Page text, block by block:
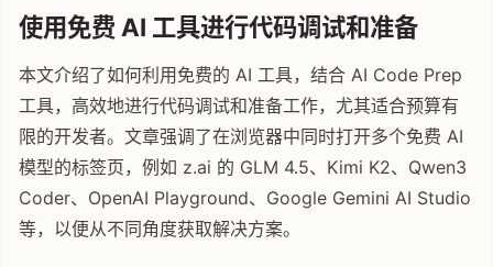
使用免费 AI 工具进行代码调试和准备
本文介绍了如何利用免费的 AI 工具，结合 AI Code Prep
工具，高效地进行代码调试和准备工作，尤其适合预算有
限的开发者。文章强调了在浏览器中同时打开多个免费 AI
模型的标签页，例如 z.ai 的 GLM 4.5、Kimi K2、Qwen3
Coder、OpenAI Playground、Google Gemini AI Studio
等，以便从不同角度获取解决方案。